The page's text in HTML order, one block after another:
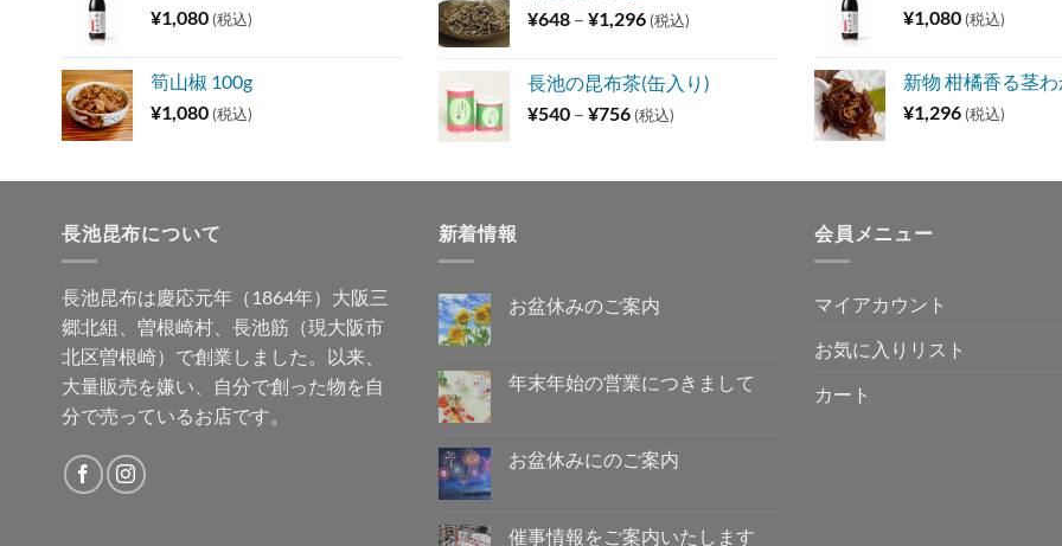
¥1,080 (税込)
筍山椒 100g
¥1,080 (税込)
¥648 – ¥1,296価
¥648
–
(税込)
長池の昆布茶(缶入り)
¥540 – ¥756価
¥540
(税込)
¥1,080 (税込)
新物 柑橘香る茎
¥1,296 (税込)
長池昆布について
長池昆布は慶応元年（1864年）大阪三
郷北組、曽根崎村、長池筋（現大阪市
北区曽根崎）で創業しました。以来、
大量販売を嫌い、自分で創った物を自
分で売っているお店です。
新着情報
お盆休みのご案内
み
の
へ
の
ト
は
り
ま
年末年始の営業につきまして
始
の
つ
ト
は
り
お盆休みにのご案内
み
ト
催事情報をご案内いたします
会員メニュー
マイアカウント
お気に入りリスト
カート